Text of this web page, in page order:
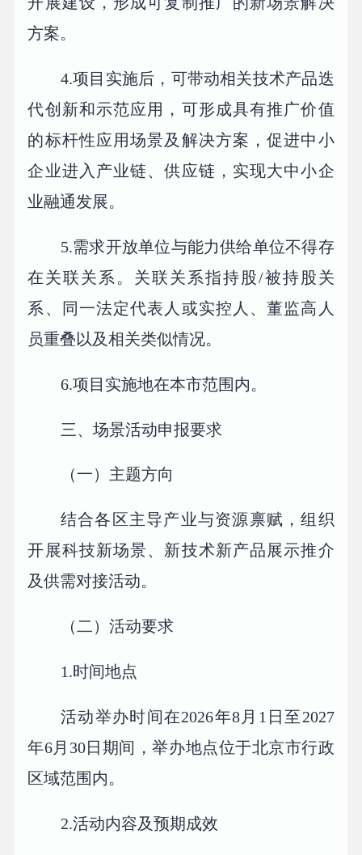
方案。
4.项目实施后，可带动相关技术产品迭
代创新和示范应用，可形成具有推广价值
的标杆性应用场景及解决方案，促进中小
企业进入产业链、供应链，实现大中小企
业融通发展。
5.需求开放单位与能力供给单位不得存
在关联关系。关联关系指持股/被持股关
系、同一法定代表人或实控人、董监高人
员重叠以及相关类似情况。
6.项目实施地在本市范围内。
三、场景活动申报要求
（一）主题方向
结合各区主导产业与资源禀赋，组织
开展科技新场景、新技术新产品展示推介
及供需对接活动。
（二）活动要求
1.时间地点
活动举办时间在2026年8月1日至2027
年6月30日期间，举办地点位于北京市行政
区域范围内。
2.活动内容及预期成效